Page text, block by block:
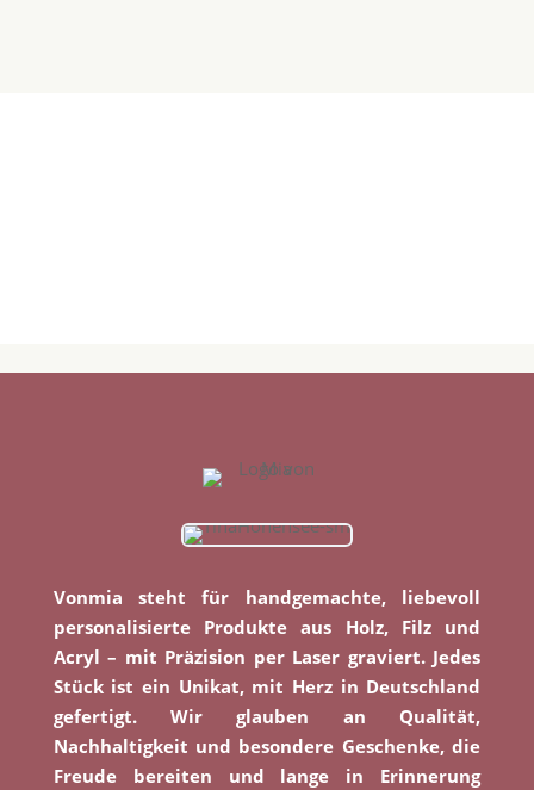
Vonmia steht für handgemachte, liebevoll
personalisierte Produkte aus Holz, Filz und
Acryl – mit Präzision per Laser graviert. Jedes
Stück ist ein Unikat, mit Herz in Deutschland
gefertigt. Wir glauben an Qualität,
Nachhaltigkeit und besondere Geschenke, die
Freude bereiten und lange in Erinnerung